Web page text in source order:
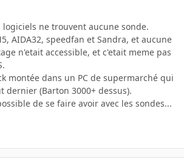
logiciels ne trouvent aucune sonde.
AIDA32, speedfan et Sandra, et aucune
n'etait accessible, et c'etait meme pas
montée dans un PC de supermarché qui
dernier (Barton 3000+ dessus).
de se faire avoir avec les sondes...